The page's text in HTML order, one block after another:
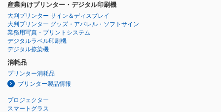
産業向けプリンター・デジタル印刷機
大判プリンター サイン＆ディスプレイ
大判プリンター グッズ・アパレル・ソフトサイン
業務用写真・プリントシステム
デジタルラベル印刷機
デジタル捺染機
消耗品
プリンター消耗品
プリンター製品情報
プロジェクター
スマートグラス